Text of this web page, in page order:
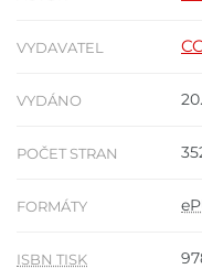
VYDAVATEL
VYDÁNO
POČET STRAN
FORMÁTY
ISBN TISK